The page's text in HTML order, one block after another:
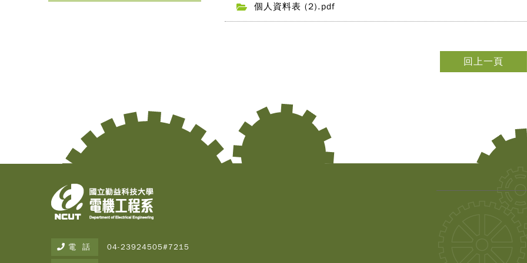
個人資料表 (2).pdf
回上一頁
電 話 04-23924505#7215